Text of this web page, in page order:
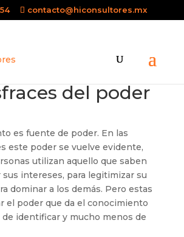
contacto@hiconsultores.mx
del poder
es fuente de poder. En las
este poder se vuelve evidente,
utilizan aquello que saben
sus intereses, para legitimizar su
dominar a los demás. Pero estas
el poder que da el conocimiento
de identificar y mucho menos de